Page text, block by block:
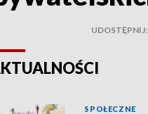
UDOSTĘPNIJ:
SPOŁECZNE